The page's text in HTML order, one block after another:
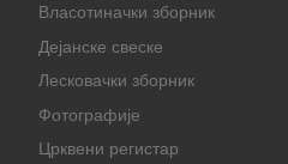
Власотиначки зборник
Дејанске свеске
Лесковачки зборник
Фотографије
Црквени регистар